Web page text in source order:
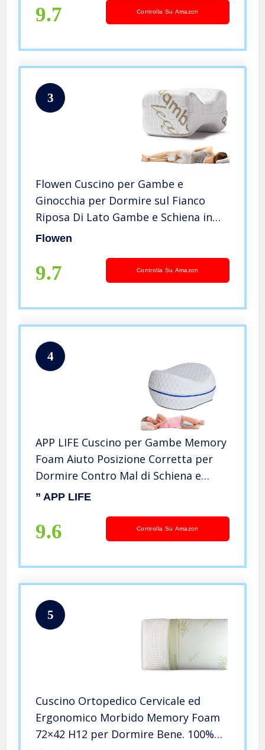
Anallergico Federa in Bamboo
Lavabile
9.7 Controlla Su Amazon
3
Flowen Cuscino per Gambe e
Ginocchia per Dormire sul Fianco
Riposa Di Lato Gambe e Schiena in
Memory Foam e Bambù Supporto
per Problemi Posturali Sfoderabile e
Lavabile
Flowen
9.7 Controlla Su Amazon
4
APP LIFE Cuscino per Gambe Memory
Foam Aiuto Posizione Corretta per
Dormire Contro Mal di Schiena e
Problemi Posturali – Dispositivo
” APP LIFE
9.6 Controlla Su Amazon
5
Cuscino Ortopedico Cervicale ed
Ergonomico Morbido Memory Foam
72×42 H12 per Dormire Bene. 100%